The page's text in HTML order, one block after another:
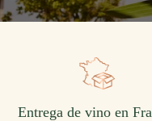
Entrega de vino en